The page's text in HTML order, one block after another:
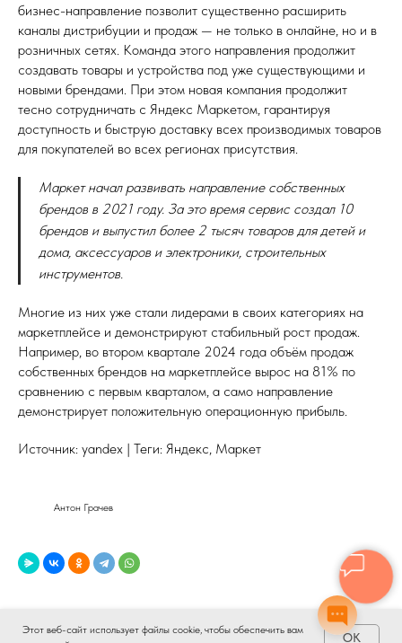
бизнес-направление позволит существенно расширить
каналы дистрибуции и продаж — не только в онлайне, но и в
розничных сетях. Команда этого направления продолжит
создавать товары и устройства под уже существующими и
новыми брендами. При этом новая компания продолжит
тесно сотрудничать с Яндекс Маркетом, гарантируя
доступность и быструю доставку всех производимых товаров
для покупателей во всех регионах присутствия.
Маркет начал развивать направление собственных
брендов в 2021 году. За это время сервис создал 10
брендов и выпустил более 2 тысяч товаров для детей и
дома, аксессуаров и электроники, строительных
инструментов.
Многие из них уже стали лидерами в своих категориях на
маркетплейсе и демонстрируют стабильный рост продаж.
Например, во втором квартале 2024 года объём продаж
собственных брендов на маркетплейсе вырос на 81% по
сравнению с первым кварталом, а само направление
демонстрирует положительную операционную прибыль.
Источник: yandex | Теги: Яндекс, Маркет
Антон Грачев
Этот веб-сайт использует файлы cookie, чтобы обеспечить вам
OK